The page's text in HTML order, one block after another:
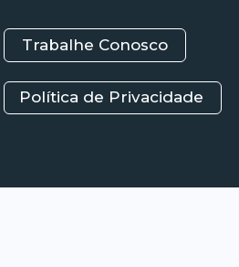
Trabalhe Conosco
Política de Privacidade